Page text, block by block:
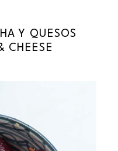
Y QUESOS
CHEESE